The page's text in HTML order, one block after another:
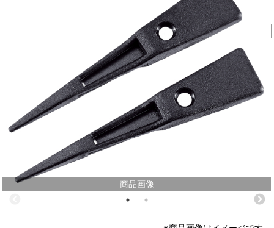
商品画像